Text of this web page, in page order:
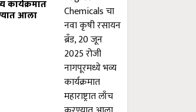
कार्यक्रमात
आला